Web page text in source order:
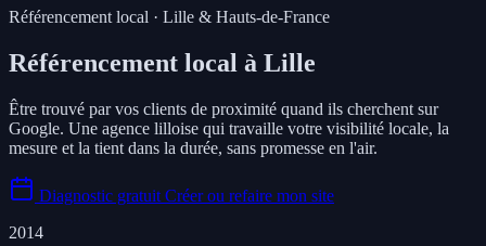
Référencement local · Lille & Hauts-de-France
Référencement local à Lille
Être trouvé par vos clients de proximité quand ils cherchent sur
Google. Une agence lilloise qui travaille votre visibilité locale, la
mesure et la tient dans la durée, sans promesse en l'air.
Diagnostic gratuit Créer ou refaire mon site
2014